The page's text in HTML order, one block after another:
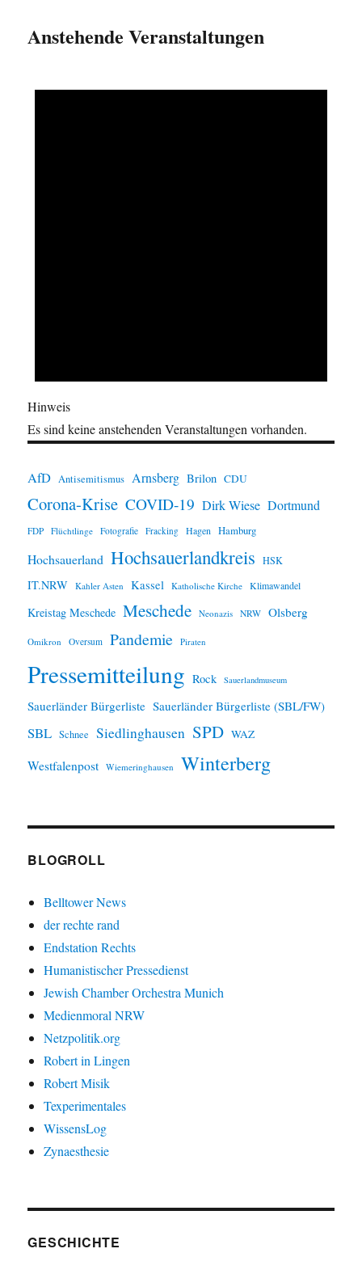
Anstehende Veranstaltungen
Hinweis
Es sind keine anstehenden Veranstaltungen vorhanden.
AfD Antisemitismus Arnsberg Brilon CDU
Corona-Krise COVID-19 Dirk Wiese Dortmund
FDP Flüchtlinge Fotografie Fracking Hagen Hamburg
Hochsauerland Hochsauerlandkreis HSK
IT.NRW Kahler Asten Kassel Katholische Kirche Klimawandel
Kreistag Meschede Meschede Neonazis NRW Olsberg
Omikron Oversum Pandemie Piraten
Pressemitteilung Rock Sauerlandmuseum
Sauerländer Bürgerliste Sauerländer Bürgerliste (SBL/FW)
SBL Schnee Siedlinghausen SPD WAZ
Westfalenpost Wiemeringhausen Winterberg
BLOGROLL
Belltower News
der rechte rand
Endstation Rechts
Humanistischer Pressedienst
Jewish Chamber Orchestra Munich
Medienmoral NRW
Netzpolitik.org
Robert in Lingen
Robert Misik
Texperimentales
WissensLog
Zynaesthesie
GESCHICHTE